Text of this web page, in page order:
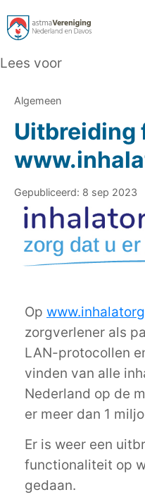
Lees voor
Algemeen
Gepubliceerd: 8 sep 2023
Op
zorgverlener als
LAN-protocollen
vinden van alle
Nederland op de
er meer dan 1
Er is weer een
functionaliteit op
gedaan.